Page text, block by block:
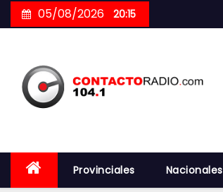
to
05/08/2026 20:15
Provinciales Nacionales